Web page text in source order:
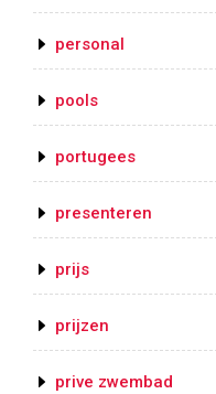
personal
pools
portugees
presenteren
prijs
prijzen
prive zwembad